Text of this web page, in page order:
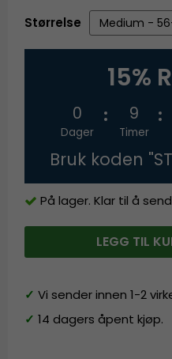
Størrelse
15%
0
Dager
9
Timer
Bruk koden
På lager. Klar til å
LEGG TIL
✓ Vi sender innen 1-2
✓ 14 dagers åpent kjøp.